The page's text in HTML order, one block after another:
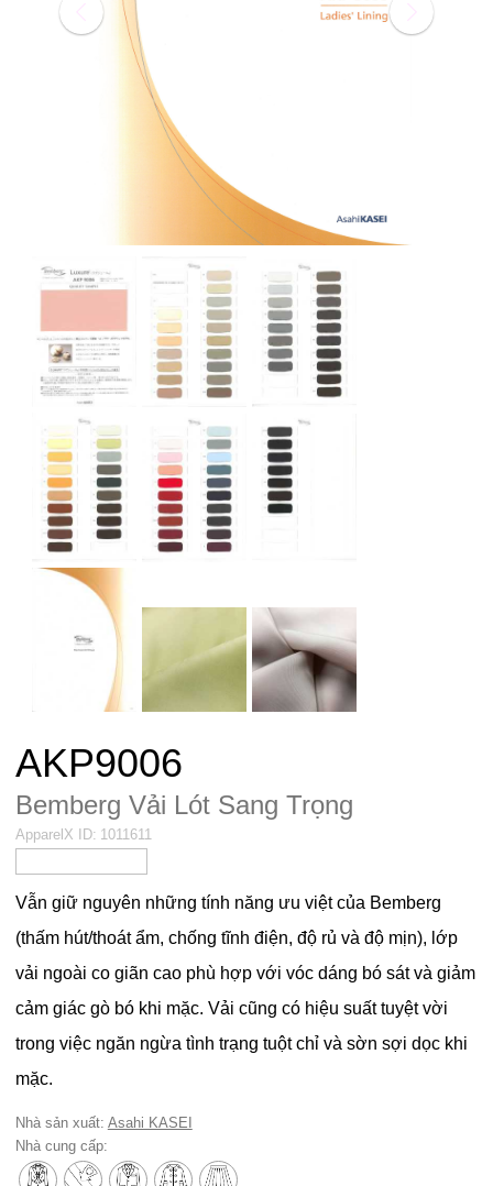
AKP9006
Bemberg Vải Lót Sang Trọng
ApparelX ID: 1011611
Vẫn giữ nguyên những tính năng ưu việt của Bemberg
(thấm hút/thoát ẩm, chống tĩnh điện, độ rủ và độ mịn), lớp
vải ngoài co giãn cao phù hợp với vóc dáng bó sát và giảm
cảm giác gò bó khi mặc. Vải cũng có hiệu suất tuyệt vời
trong việc ngăn ngừa tình trạng tuột chỉ và sờn sợi dọc khi
mặc.
Nhà sản xuất: Asahi KASEI
Nhà cung cấp: